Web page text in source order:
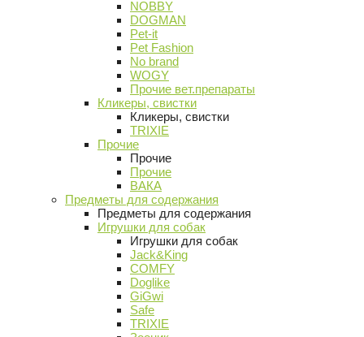
NOBBY
DOGMAN
Pet-it
Pet Fashion
No brand
WOGY
Прочие вет.препараты
Кликеры, свистки
Кликеры, свистки
TRIXIE
Прочие
Прочие
Прочие
ВАКА
Предметы для содержания
Предметы для содержания
Игрушки для собак
Игрушки для собак
Jack&King
COMFY
Doglike
GiGwi
Safe
TRIXIE